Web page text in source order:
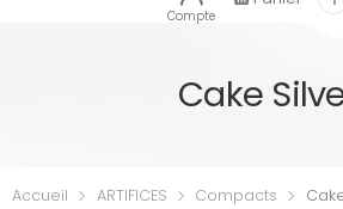
Compte
Cake
Accueil ARTIFICES Compacts